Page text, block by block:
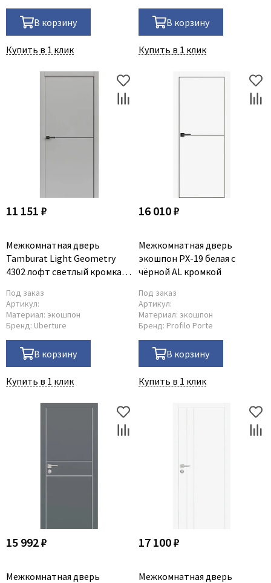
В корзину
Купить в 1 клик
В корзину
Купить в 1 клик
11 151 ₽
Межкомнатная дверь
Tamburat Light Geometry
4302 лофт светлый кромка
Под заказ
Артикул:
Материал: экошпон
Бренд: Uberture
В корзину
Купить в 1 клик
16 010 ₽
Межкомнатная дверь
экошпон PX-19 белая с
чёрной AL кромкой
Под заказ
Артикул:
Материал: экошпон
Бренд: Profilo Porte
В корзину
Купить в 1 клик
15 992 ₽
Межкомнатная дверь
17 100 ₽
Межкомнатная дверь